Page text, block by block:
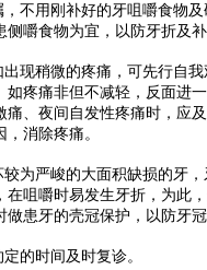
用刚补好的牙咀嚼食物及
侧嚼食物为宜，以防牙折及补
稍微的疼痛，可先行自我
如疼痛非但不减轻，反面进
痛、夜间自发性疼痛时，应
消除疼痛。
严峻的大面积缺损的牙，
在咀嚼时易发生牙折，为此
做患牙的壳冠保护，以防牙冠
时间及时复诊。